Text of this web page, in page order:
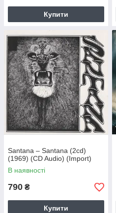
Купити
Santana – Santana (2cd)
(1969) (CD Audio) (Import)
В наявності
790 ₴
Купити